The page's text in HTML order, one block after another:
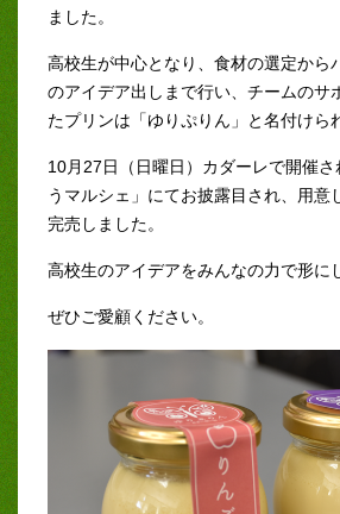
ました。
高校生が中心となり、食材の選定から
のアイデア出しまで行い、チームのサ
たプリンは「ゆりぷりん」と名付けら
10月27日（日曜日）カダーレで開催さ
うマルシェ」にてお披露目され、用意
完売しました。
高校生のアイデアをみんなの力で形に
ぜひご愛顧ください。